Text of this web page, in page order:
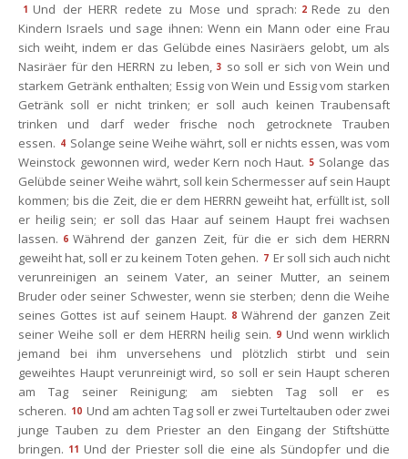
1 Und der HERR redete zu Mose und sprach: 2 Rede zu den
Kindern Israels und sage ihnen: Wenn ein Mann oder eine Frau
ich weiht, indem er das Gelübde eines Nasiräers gelobt, um als
Nasiräer für den HERRN zu leben, 3 o soll er sich von Wein und
tarkem Getränk enthalten; Essig von Wein und Essig vom starken
Getränk soll er nicht trinken; er soll auch keinen Traubensaft
trinken und darf weder frische noch getrocknete Trauben
essen. 4 Solange seine Weihe währt, soll er nichts essen, was vom
Weinstock gewonnen wird, weder Kern noch Haut. 5 Solange das
Gelübde seiner Weihe währt, soll kein Schermesser auf sein Haupt
kommen; bis die Zeit, die er dem HERRN geweiht hat, erfüllt ist, soll
er heilig sein; er soll das Haar auf seinem Haupt frei wachsen
lassen. 6 Während der ganzen Zeit, für die er sich dem HERRN
geweiht hat, soll er zu keinem Toten gehen. 7 Er soll sich auch nicht
verunreinigen an seinem Vater, an seiner Mutter, an seinem
Bruder oder seiner Schwester, wenn sie sterben; denn die Weihe
eines Gottes ist auf seinem Haupt. 8 Während der ganzen Zeit
einer Weihe soll er dem HERRN heilig sein. 9 Und wenn wirklich
jemand bei ihm unversehens und plötzlich stirbt und sein
geweihtes Haupt verunreinigt wird, so soll er sein Haupt scheren
am Tag seiner Reinigung; am siebten Tag soll er es
cheren. 10 Und am achten Tag soll er zwei Turteltauben oder zwei
junge Tauben zu dem Priester an den Eingang der Stiftshütte
bringen. 11 Und der Priester soll die eine als Sündopfer und die